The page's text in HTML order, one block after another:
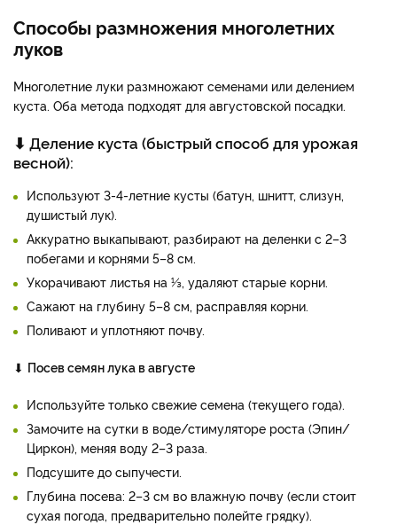
Способы размножения многолетних
луков
Многолетние луки размножают семенами или делением
куста. Оба метода подходят для августовской посадки.
⬇ Деление куста (быстрый способ для урожая
весной):
Используют 3-4-летние кусты (батун, шнитт, слизун,
душистый лук).
Аккуратно выкапывают, разбирают на деленки с 2–3
побегами и корнями 5–8 см.
Укорачивают листья на ⅓, удаляют старые корни.
Сажают на глубину 5–8 см, расправляя корни.
Поливают и уплотняют почву.
⬇ Посев семян лука в августе
Используйте только свежие семена (текущего года).
Замочите на сутки в воде/стимуляторе роста (Эпин/
Циркон), меняя воду 2–3 раза.
Подсушите до сыпучести.
Глубина посева: 2–3 см во влажную почву (если стоит
сухая погода, предварительно полейте грядку).